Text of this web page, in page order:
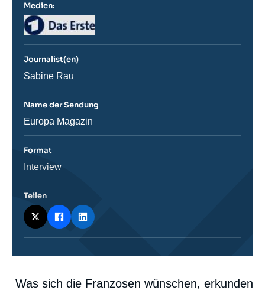
Contenu
intervention
Was sich die Franzosen wünschen, erkunden
Medien:
Logo
Journalist(en)
Journaliste
Sabine Rau
Name der Sendung
Nom
Europa Magazin
Format
Catégorie
Interview
Teilen